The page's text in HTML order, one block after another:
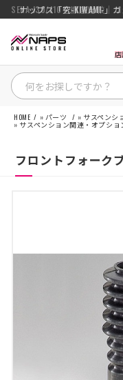
ナップス「究-KIWAMI-」
SENA J30/J10を徹底比較｜
HOME
カテゴリから探す
HOME » パーツ » サスペンシ
» サスペンション関連・オプショ
フロントフォーク